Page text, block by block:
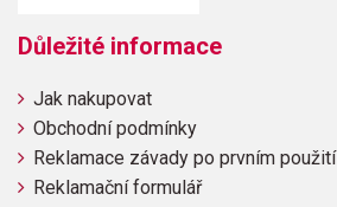
Důležité informace
Jak nakupovat
Obchodní podmínky
Reklamace závady po prvním použití
Reklamační formulář